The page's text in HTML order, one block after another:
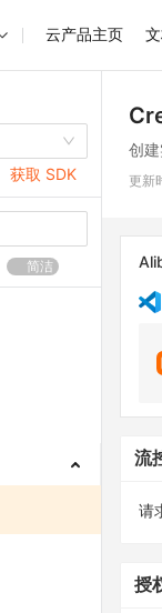
云产品主页
获取 SDK
简洁
创
更新
流
请
授